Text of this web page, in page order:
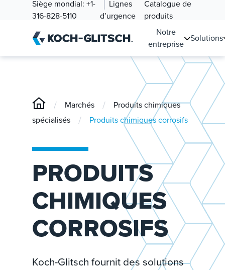
Siège mondial: +1-
316-828-5110
Lignes
d’urgence
Catalogue de
produits
Notre
entreprise
Solutions
/ Marchés /
Produits chimiques
spécialisés
/ Produits chimiques corrosifs
PRODUITS
CHIMIQUES
CORROSIFS
Koch-Glitsch fournit des solutions